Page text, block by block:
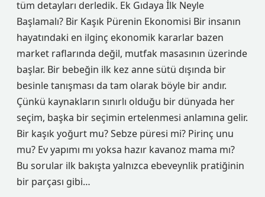
tüm detayları derledik. Ek Gıdaya İlk Neyle
Başlamalı? Bir Kaşık Pürenin Ekonomisi Bir insanın
hayatındaki en ilginç ekonomik kararlar bazen
market raflarında değil, mutfak masasının üzerinde
başlar. Bir bebeğin ilk kez anne sütü dışında bir
besinle tanışması da tam olarak böyle bir andır.
Çünkü kaynakların sınırlı olduğu bir dünyada her
seçim, başka bir seçimin ertelenmesi anlamına gelir.
Bir kaşık yoğurt mu? Sebze püresi mi? Pirinç unu
mu? Ev yapımı mı yoksa hazır kavanoz mama mı?
Bu sorular ilk bakışta yalnızca ebeveynlik pratiğinin
bir parçası gibi…